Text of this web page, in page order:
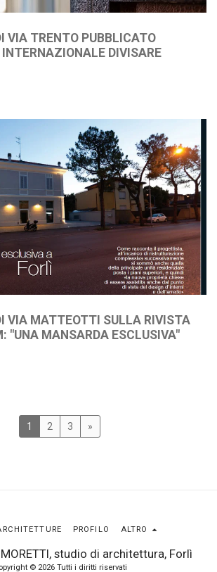
VIA TRENTO PUBBLICATO
DIVISARE
VIA MATTEOTTI SULLA RIVISTA
"UNA MANSARDA ESCLUSIVA"
1 2 3 »
MORETTI, studio di architettura, Forlì
© 2026 Tutti i diritti riservati
PROFILO ALTRO